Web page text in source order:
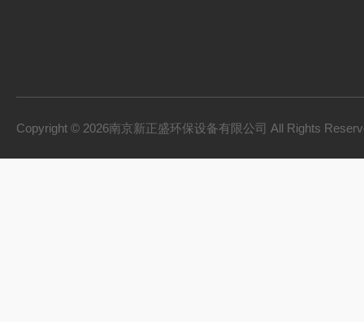
Copyright © 2026南京新正盛环保设备有限公司 All Rights